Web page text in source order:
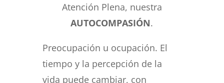
Atención Plena, nuestra
AUTOCOMPASIÓN.
Preocupación u ocupación. El
tiempo y la percepción de la
vida puede cambiar, con